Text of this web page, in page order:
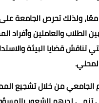
ولذلك تحرص الجامعة على
الطلاب والعاملين وأفراد
تناقش قضايا البيئة
من خلال تشجيع